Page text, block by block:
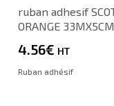
ruban adhesif
ORANGE 33MX5CM
4.56€ HT
Ruban adhésif